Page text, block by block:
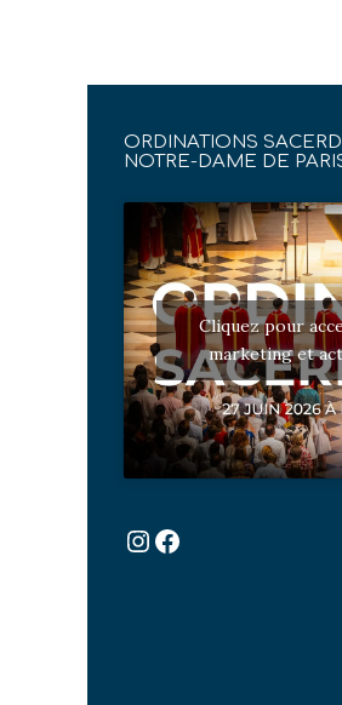
ORDINATIONS
NOTRE-DAME DE
Cliquez pour
marketing et
Instagram
Facebook